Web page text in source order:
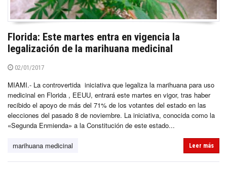
Florida: Este martes entra en vigencia la
legalización de la marihuana medicinal
02/01/2017
MIAMI.- La controvertida iniciativa que legaliza la marihuana para uso
medicinal en Florida , EEUU, entrará este martes en vigor, tras haber
recibido el apoyo de más del 71% de los votantes del estado en las
elecciones del pasado 8 de noviembre. La iniciativa, conocida como la
«Segunda Enmienda» a la Constitución de este estado...
marihuana medicinal Leer más